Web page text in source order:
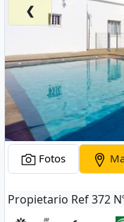
❮
Fotos
Propietario Ref 372